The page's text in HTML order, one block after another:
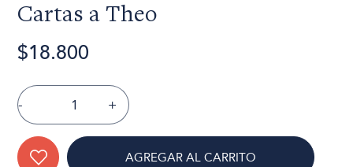
Cartas a Theo
$18.800
- +
AGREGAR AL CARRITO